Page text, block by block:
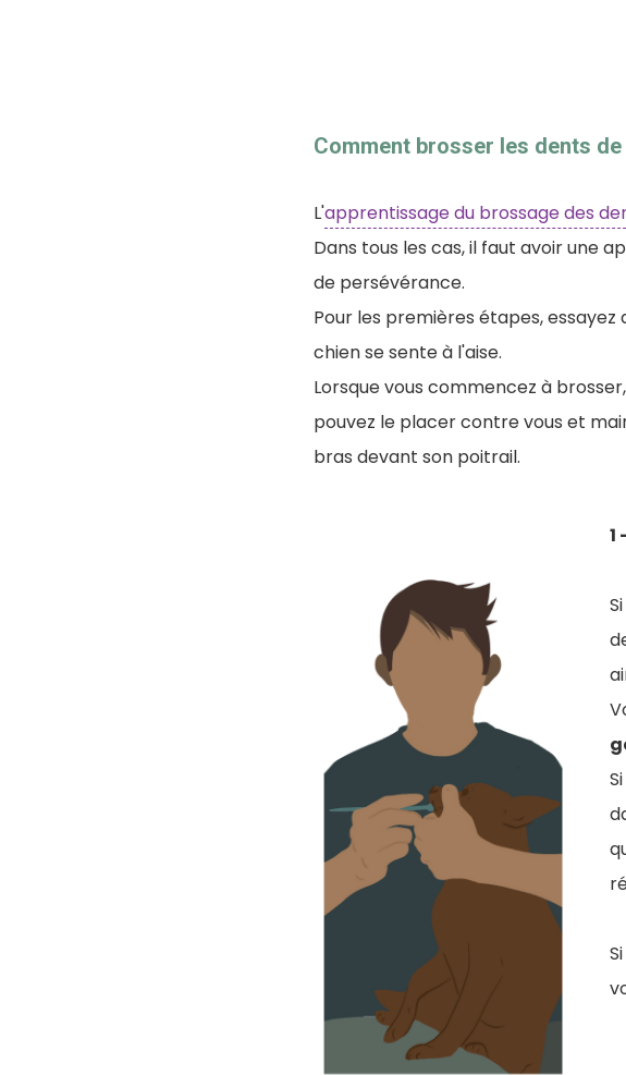
Comment brosser les dents
L'apprentissage du brossage des
Dans tous les cas, il faut avoir une
de persévérance.
Pour les premières étapes,
chien se sente à l'aise.
Lorsque vous commencez à
pouvez le placer contre vous et
bras devant son poitrail.
1